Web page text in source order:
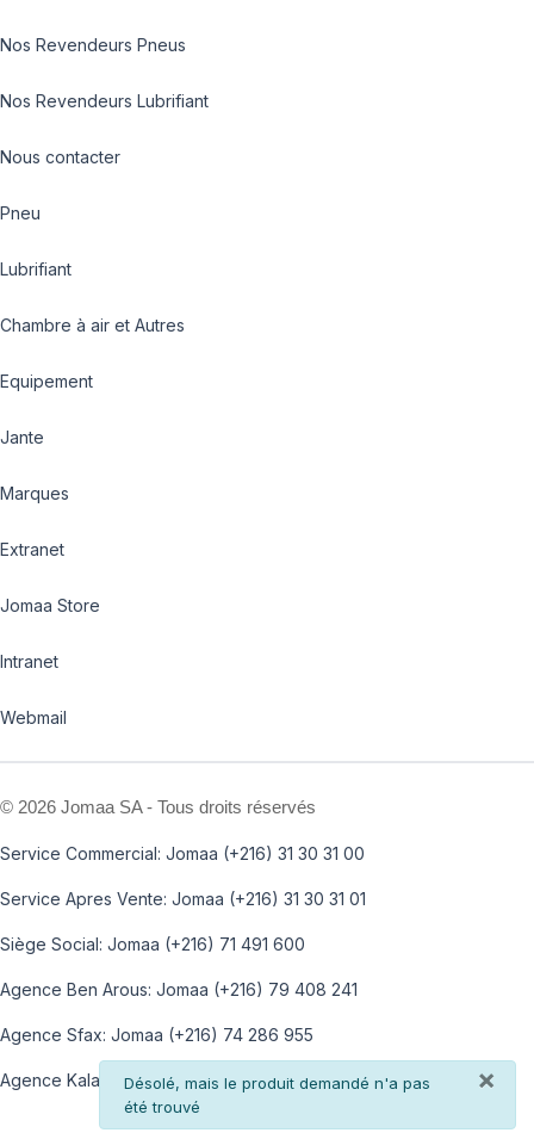
×
info
Désolé, mais le produit demandé n'a pas
été trouvé
Nos Revendeurs Pneus
Nos Revendeurs Lubrifiant
Nous contacter
Pneu
Lubrifiant
Chambre à air et Autres
Equipement
Jante
Marques
Extranet
Jomaa Store
Intranet
Webmail
© 2026 Jomaa SA - Tous droits réservés
Service Commercial: Jomaa (+216) 31 30 31 00
Service Apres Vente: Jomaa (+216) 31 30 31 01
Siège Social: Jomaa (+216) 71 491 600
Agence Ben Arous: Jomaa (+216) 79 408 241
Agence Sfax: Jomaa (+216) 74 286 955
Agence Kalaa: Jomaa (+216) 73 812 100